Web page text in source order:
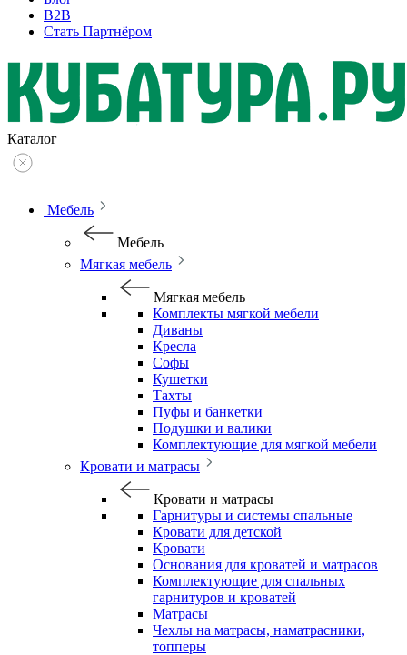
B2B
Стать Партнёром
Каталог
Мебель
Мебель
Мягкая мебель
Мягкая мебель
Комплекты мягкой мебели
Диваны
Кресла
Софы
Кушетки
Тахты
Пуфы и банкетки
Подушки и валики
Комплектующие для мягкой мебели
Кровати и матрасы
Кровати и матрасы
Гарнитуры и системы спальные
Кровати для детской
Кровати
Основания для кроватей и матрасов
Комплектующие для спальных
гарнитуров и кроватей
Матрасы
Чехлы на матрасы, наматрасники,
топперы